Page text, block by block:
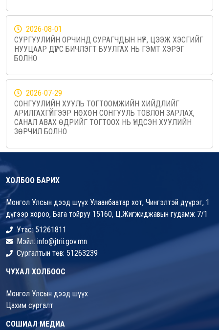
2026-08-01
СУРГУУЛИЙН ОРЧИНД СУРАГЧДЫН НҮҮР, ЦЭЭЖ ХЭСГИЙГ
НУУЦААР ДҮРС БИЧЛЭГТ БУУЛГАХ НЬ ГЭМТ ХЭРЭГ
БОЛНО
2026-07-29
СОНГУУЛИЙН ХУУЛЬ ТОГТООМЖИЙН ХИЙДЛИЙГ
АРИЛГАХГҮЙГЭЭР НӨХӨН СОНГУУЛЬ ТОВЛОН ЗАРЛАХ,
САНАЛ АВАХ ӨДРИЙГ ТОГТООХ НЬ ҮНДСЭН ХУУЛИЙН
ЗӨРЧИЛ БОЛНО
ХОЛБОО БАРИХ
Монгол Улсын дээд шүүх Улаанбаатар хот, Чингэлтэй дүүрэг, 1
дүгээр хороо, Бага тойруу 15160, Ц.Жигжиджавын гудамж 7/1
Утас: 51261811
Мэйл: info@jtrii.gov.mn
Сургалтын төв: 51263239
ЧУХАЛ ХОЛБООС
Монгол Улсын дээд шүүх
Цахим сургалт
СОШИАЛ МЕДИА